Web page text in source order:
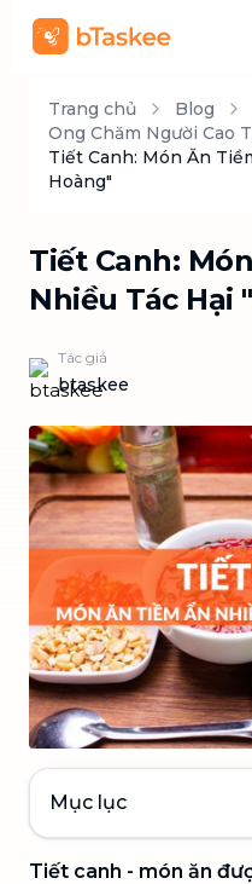
Trang chủ
Blog
Ong Chăm Người Cao
Tiết Canh: Món Ăn
Hoàng"
Tiết Canh:
Nhiều Tác Hại
Tác giả
btaskee
Mục lục
Tiết canh - món ăn